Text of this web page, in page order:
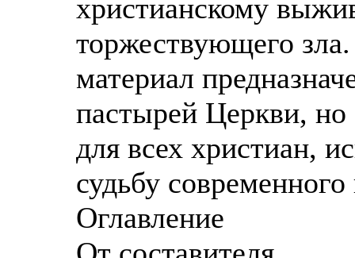
христианскому
торжествующего
материал
пастырей Церкви, но
для всех христиан,
судьбу
Оглавление